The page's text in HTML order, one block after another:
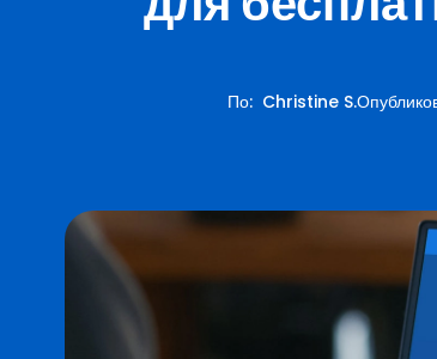
По: Christine S.